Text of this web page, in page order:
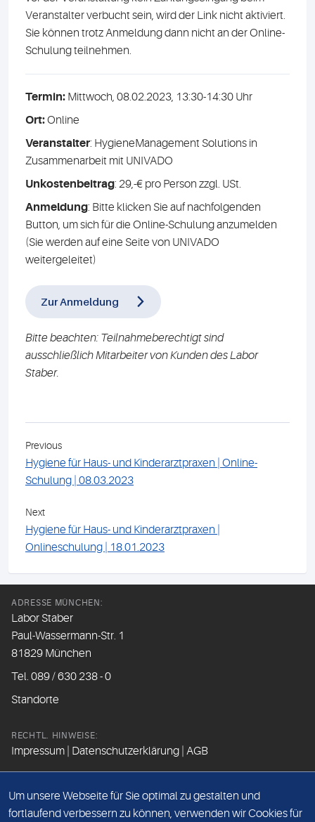
Veranstalter verbucht sein, wird der Link nicht aktiviert.
Sie können trotz Anmeldung dann nicht an der Online-
Schulung teilnehmen.
Termin: Mittwoch, 08.02.2023, 13:30-14:30 Uhr
Ort:Online
Veranstalter: HygieneManagement Solutions in
Zusammenarbeit mit UNIVADO
Unkostenbeitrag: 29,-€ pro Person zzgl. USt.
Anmeldung: Bitte klicken Sie auf nachfolgenden
Button, um sich für die Online-Schulung anzumelden
(Sie werden auf eine Seite von UNIVADO
weitergeleitet)
Zur Anmeldung
Bitte beachten: Teilnahmeberechtigt sind
ausschließlich Mitarbeiter von Kunden des Labor
Staber.
Previous
Hygiene für Haus- und Kinderarztpraxen | Online-
Schulung | 08.03.2023
Next
Hygiene für Haus- und Kinderarztpraxen |
Onlineschulung | 18.01.2023
ADRESSE MÜNCHEN:
Labor Staber
Paul-Wassermann-Str. 1
81829 München
Tel. 089 / 630 238 - 0
Standorte
RECHTL. HINWEISE:
Impressum Datenschutzerklärung AGB
Um unsere Webseite für Sie optimal zu gestalten und
fortlaufend verbessern zu können, verwenden wir Cookies für